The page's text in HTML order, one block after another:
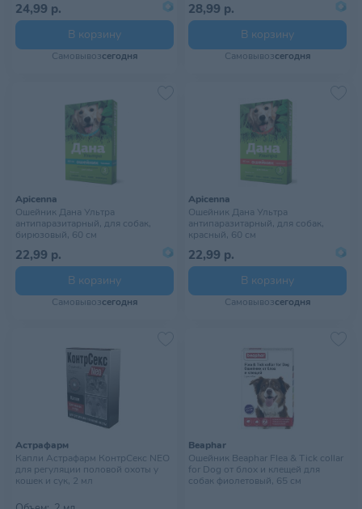
24,99 р.
В корзину
Самовывозсегодня
28,99 р.
В корзину
Самовывозсегодня
Apicenna
Ошейник Дана Ультра
антипаразитарный, для собак,
бирюзовый, 60 см
22,99 р.
В корзину
Самовывозсегодня
Apicenna
Ошейник Дана Ультра
антипаразитарный, для собак,
красный, 60 см
22,99 р.
В корзину
Самовывозсегодня
Астрафарм
Капли Астрафарм КонтрСекс NEO
для регуляции половой охоты у
кошек и сук, 2 мл
Beaphar
Ошейник Beaphar Flea & Tick collar
for Dog от блох и клещей для
собак фиолетовый, 65 см